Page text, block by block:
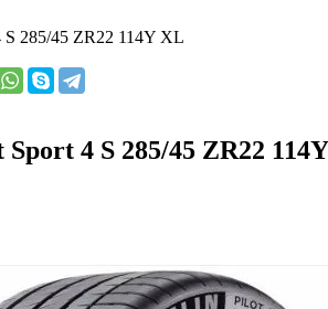
285/45 ZR22 114Y XL
4 S 285/45 ZR22